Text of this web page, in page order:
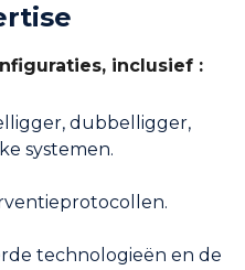
inclusief :
dubbelligger,
systemen.
technologieën en de